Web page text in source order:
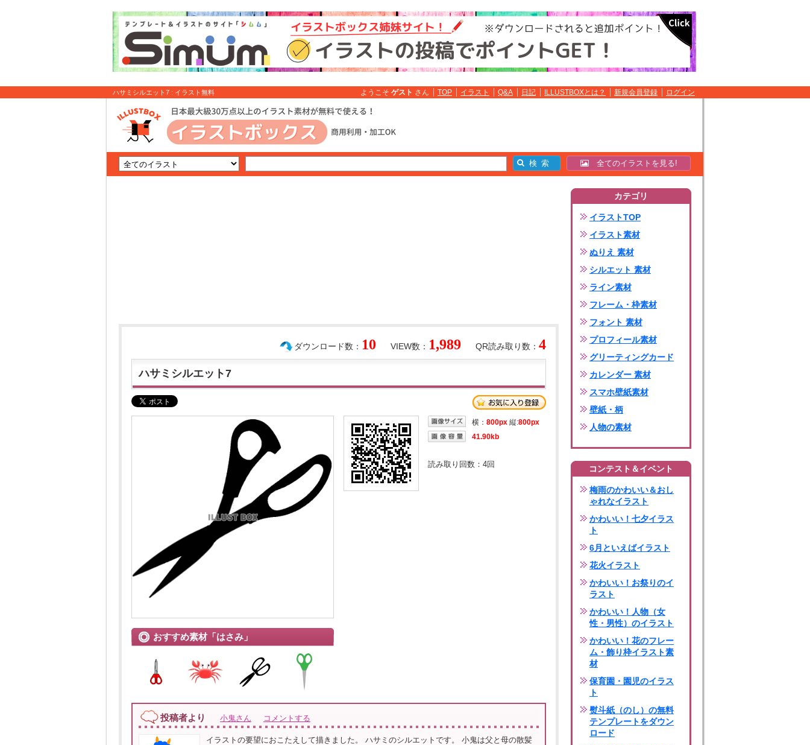
ハサミシルエット7 : イラスト無料 ようこそ ゲスト さん TOP イラスト Q&A 日記 ILLUSTBOXとは？ 新規会員登録 ログイン
全てのイラストを見る!
QR読み取り数： 4
VIEW数： 1,989
ダウンロード数： 10
ハサミシルエット7
おすすめ素材「はさみ」
横： 800px 縦:800px
41.90kb
読み取り回数： 4回
投稿者より 小鬼さん コメントする
イラストの要望におこたえして描きました。 ハサミのシルエットです。 小鬼は父と母の散髪
カテゴリ
イラストTOP
イラスト素材
ぬりえ 素材
シルエット 素材
ライン素材
フレーム・枠素材
フォント 素材
プロフィール素材
グリーティングカード
カレンダー 素材
スマホ壁紙素材
壁紙・柄
人物の素材
コンテスト＆イベント
梅雨のかわいい＆おし
ゃれなイラスト
かわいい！七夕イラス
ト
6月といえばイラスト
花火イラスト
かわいい！お祭りのイ
ラスト
かわいい！人物（女
性・男性）のイラスト
かわいい！花のフレー
ム・飾り枠イラスト素
材
保育園・園児のイラス
ト
熨斗紙（のし）の無料
テンプレートをダウン
ロード